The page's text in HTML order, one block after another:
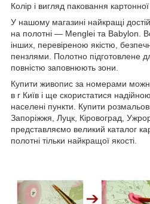
Колір і вигляд паковання
У нашому магазині найкращі
на полотні — Menglei та Babylon.
інших, перевіреною якістю,
пензлями. Полотно підготовлене
повністю заповнюють зони.
Купити живопис за номерами
в г Київ і ще скористатися
населені пункти. Купити
Запоріжжя, Луцк, Кіровоград,
представляємо великий каталог
полотні тільки найкращої якості.